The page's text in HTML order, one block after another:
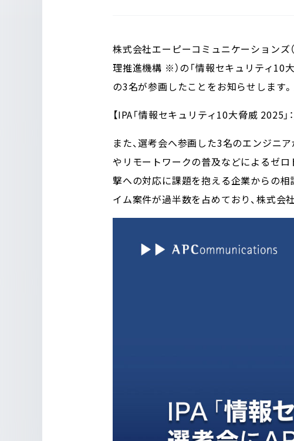
株式会社エーピーコミュニケーションズ（
理推進機構 ※）の「情報セキュリティ10
の3名が参画したことをお知らせします
【IPA「情報セキュリティ10大脅威 2025」：
また、選考会へ参画した3名のエンジニ
やリモートワークの普及などによるゼ
撃への対応に課題を抱える企業からの相
イム案件が過半数を占めており、株式会